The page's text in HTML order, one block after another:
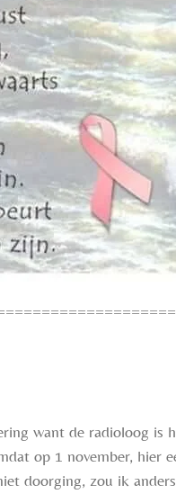
want de radioloog is
op 1 november, hier
doorging, zou ik